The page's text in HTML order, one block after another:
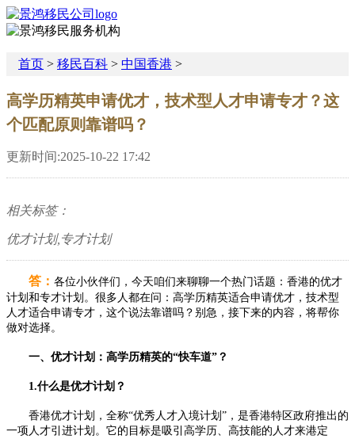
首页 > 移民百科 > 中国香港 >
高学历精英申请优才，技术型人才申请专才？这
个匹配原则靠谱吗？
更新时间:2025-10-22 17:42
相关标签：
优才计划,专才计划
答： 各位小伙伴们，今天咱们来聊聊一个热门话题：香港的优才
计划和专才计划。很多人都在问：高学历精英适合申请优才，技术型
人才适合申请专才，这个说法靠谱吗？别急，接下来的内容，将帮你
做对选择。
一、优才计划：高学历精英的“快车道”？
1.什么是优才计划？
香港优才计划，全称“优秀人才入境计划”，是香港特区政府推出的
一项人才引进计划。它的目标是吸引高学历、高技能的人才来港定